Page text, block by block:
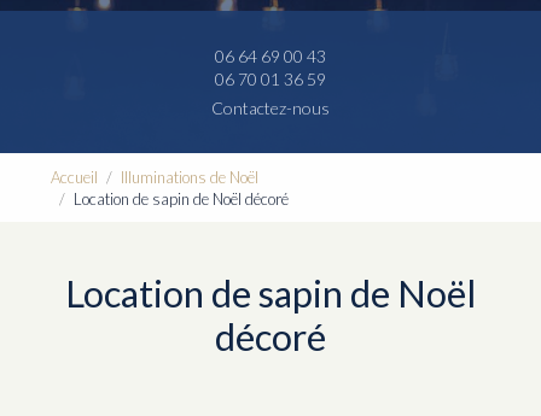
06 64 69 00 43
06 70 01 36 59
Contactez-nous
Accueil
Illuminations de Noël
Location de sapin de Noël décoré
Location de sapin de Noël
décoré